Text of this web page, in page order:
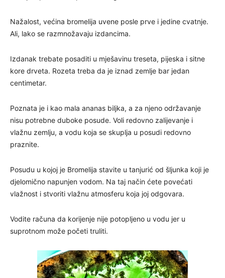
Nažalost, većina bromelija uvene posle prve i jedine cvatnje.
Ali, lako se razmnožavaju izdancima.
Izdanak trebate posaditi u mješavinu treseta, pijeska i sitne
kore drveta. Rozeta treba da je iznad zemlje bar jedan
centimetar.
Poznata je i kao mala ananas biljka, a za njeno održavanje
nisu potrebne duboke posude. Voli redovno zalijevanje i
vlažnu zemlju, a vodu koja se skuplja u posudi redovno
praznite.
Posudu u kojoj je Bromelija stavite u tanjurić od šljunka koji je
djelomično napunjen vodom. Na taj način ćete povećati
vlažnost i stvoriti vlažnu atmosferu koja joj odgovara.
Vodite računa da korijenje nije potopljeno u vodu jer u
suprotnom može početi truliti.